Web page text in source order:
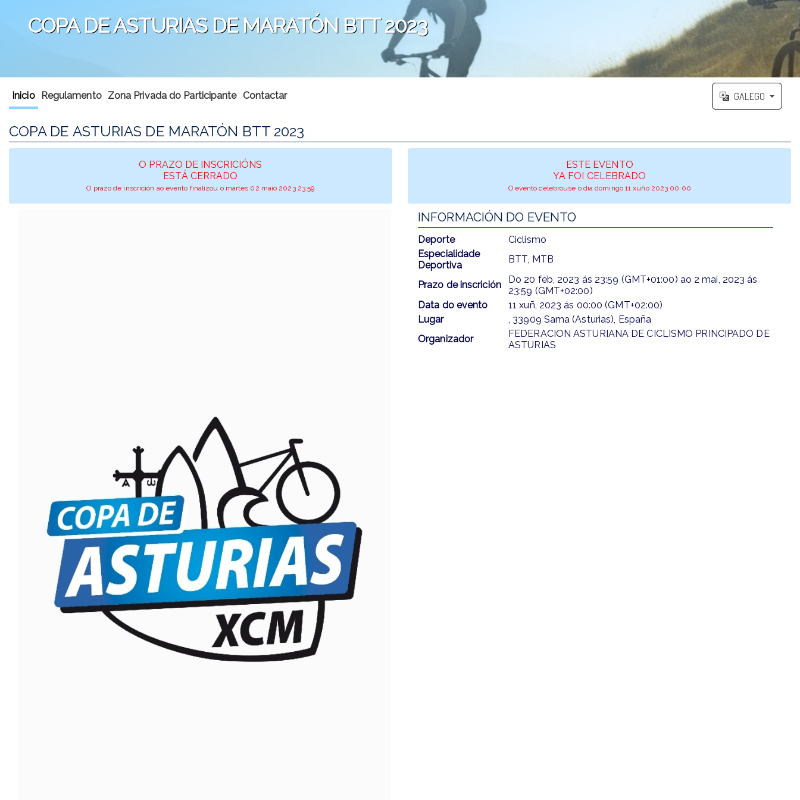
COPA DE ASTURIAS DE MARATÓN BTT 2023
Inicio Regulamento Zona Privada do Participante Contactar GALEGO
COPA DE ASTURIAS DE MARATÓN BTT 2023
O PRAZO DE INSCRICIÓNS
ESTÁ CERRADO
O prazo de inscrición ao evento finalizou o martes 02 maio 2023 23:59
ESTE EVENTO
YA FOI CELEBRADO
O evento celebrouse o día domingo 11 xuño 2023 00:00
INFORMACIÓN DO EVENTO
Deporte
Ciclismo
Especialidade
Deportiva
BTT, MTB
Prazo de inscrición Do 20 feb, 2023 ás 23:59 (GMT+01:00) ao 2 mai, 2023 ás
23:59 (GMT+02:00)
Data do evento
11 xuñ, 2023 ás 00:00 (GMT+02:00)
Lugar
, 33909 Sama (Asturias), España
Organizador
FEDERACION ASTURIANA DE CICLISMO PRINCIPADO DE
ASTURIAS